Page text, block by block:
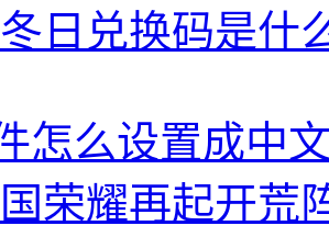
日兑换码是什
怎么设置成中
荣耀再起开荒